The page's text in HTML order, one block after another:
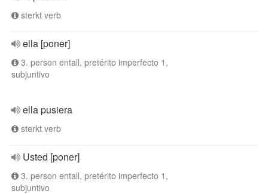
sterkt verb
ella [poner]
3. person entall, pretérito imperfecto 1,
subjuntivo
ella pusiera
sterkt verb
Usted [poner]
3. person entall, pretérito imperfecto 1,
subjuntivo